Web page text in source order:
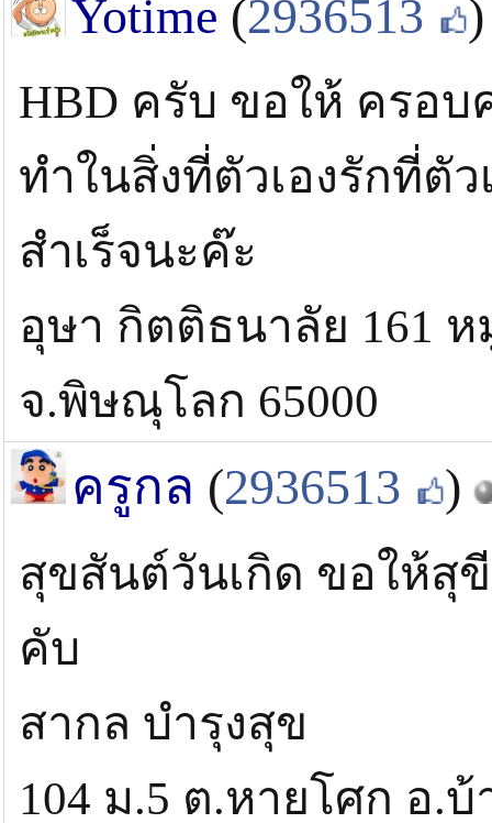
Yotime (2936513 )
HBD ครับ ขอให้ ครอ
ทำในสิ่งที่ตัวเองรักที่ตั
สำเร็จนะค๊ะ
อุษา กิตติธนาลัย 161
จ.พิษณุโลก 65000
ครูกล (2936513 )
สุขสันต์วันเกิด ขอให้สุ
คับ
สากล บำรุงสุข
104 ม.5 ต.หายโศก อ.